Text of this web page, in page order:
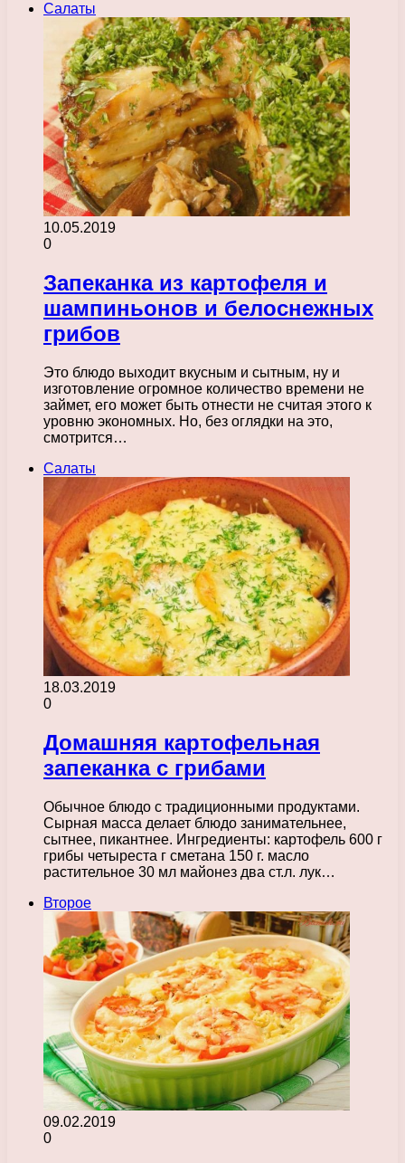
Салаты
10.05.2019
0
Запеканка из картофеля и
шампиньонов и белоснежных
грибов
Это блюдо выходит вкусным и сытным, ну и
изготовление огромное количество времени не
займет, его может быть отнести не считая этого к
уровню экономных. Но, без оглядки на это,
смотрится…
Салаты
18.03.2019
0
Домашняя картофельная
запеканка с грибами
Обычное блюдо с традиционными продуктами.
Сырная масса делает блюдо занимательнее,
сытнее, пикантнее. Ингредиенты: картофель 600 г
грибы четыреста г сметана 150 г. масло
растительное 30 мл майонез два ст.л. лук…
Второе
09.02.2019
0